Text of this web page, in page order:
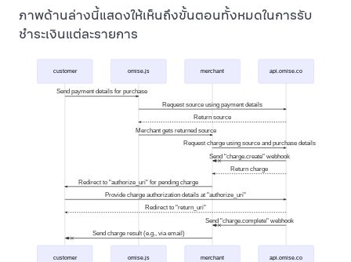
ภาพด้านล่างนี้แสดงให้เห็นถึงขั้นตอนทั้งหมดในการรับ
ชำระเงินแต่ละรายการ
customer omise.js merchant api.omise.co
Send payment details for purchase
Request source using payment details
Return source
Merchant gets returned source
Request charge using source and purchase details
Send "charge.create" webhook
Return charge
Redirect to "authorize_uri" for pending charge
Provide charge authorization details at "authorize_uri"
Redirect to "return_uri"
Send "charge.complete" webhook
Send charge result (e.g., via email)
customer omise.js merchant api.omise.co